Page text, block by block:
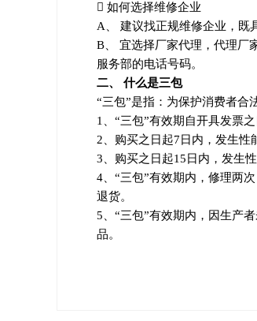
 如何选择维修企业
A、 建议找正规维修企业，既
B、 宜选择厂家代理，代理厂
服务部的电话号码。
二、 什么是三包
“三包”是指：为保护消费者合
1、“三包”有效期自开具发票
2、购买之日起7日内，发生性
3、购买之日起15日内，发生
4、“三包”有效期内，修理两
退货。
5、“三包”有效期内，因生产
品。